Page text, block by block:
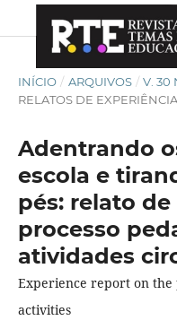
INÍCIO / ARQUIVOS / V. 30
RELATOS DE EXPERIÊNCIA
Adentrando
escola e
pés: relato
processo
atividades
Experience report on the
activities